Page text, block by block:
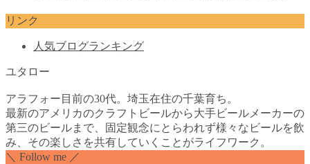
リンク
人気ブログランキング
ユタロー
アラフォー目前の30代。埼玉在住の千葉育ち。
最新のアメリカのクラフトビールから大手ビールメーカーの
第三のビールまで、固定観念にとらわれず様々なビールを飲
み、その楽しさを共有していくことがライフワーク。
＼ Follow me ／